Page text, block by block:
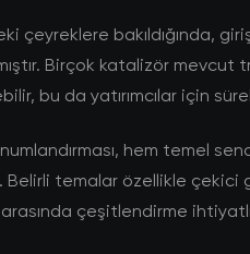
çeyreklere bakıldığında,
Birçok katalizör mevcut
bu da yatırımcılar için
hem temel
Belirli temalar özellikle
arasında çeşitlendirme